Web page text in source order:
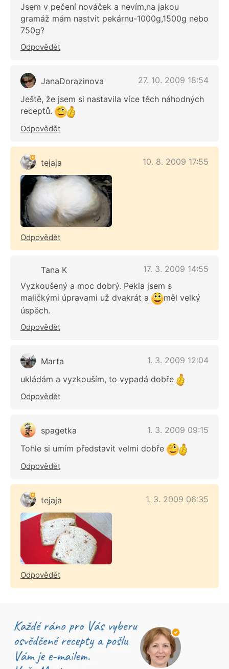
Jsem v pečení nováček a nevím,na jakou
gramáž mám nastvit pekárnu-1000g,1500g nebo
750g?
Odpovědět
JanaDorazinova
27. 10. 2009 18:54
Ještě, že jsem si nastavila více těch náhodných
receptů.
Odpovědět
tejaja 10. 8. 2009 17:55
Odpovědět
Tana K
17. 3. 2009 14:55
Vyzkoušený a moc dobrý. Pekla jsem s
maličkými úpravami už dvakrát a
měl velký
úspěch.
Odpovědět
Marta
1. 3. 2009 12:04
ukládám a vyzkouším, to vypadá dobře
Odpovědět
spagetka
1. 3. 2009 09:15
Tohle si umím představit velmi dobře
Odpovědět
tejaja 1. 3. 2009 06:35
Odpovědět